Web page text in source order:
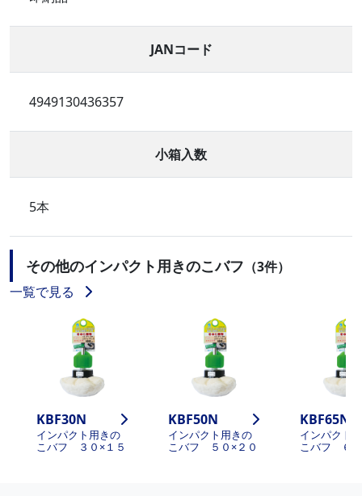
JANコード
4949130436357
小箱入数
5本
その他のインパクト用きのこバフ （3件）
一覧で見る
KBF30N
インパクト用きの
こバフ ３０×１５
KBF50N
インパクト用きの
こバフ ５０×２０
KBF65N
インパクト
こバフ ６